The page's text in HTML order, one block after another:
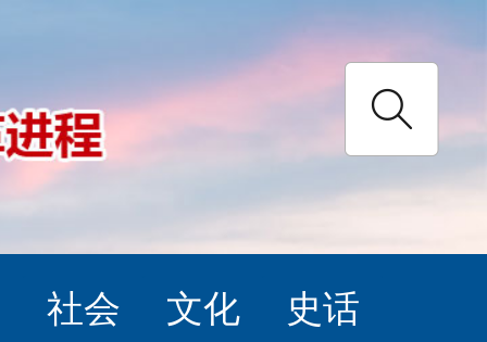
社会 文化 史话